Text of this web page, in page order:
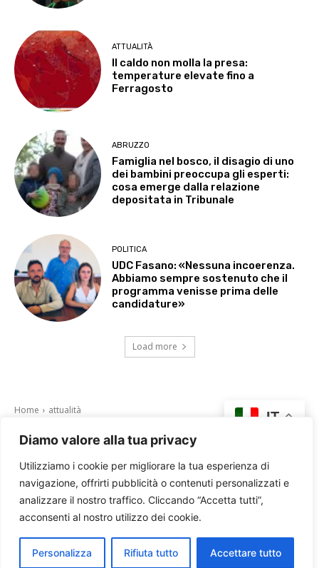
Diamo valore alla tua privacy
Utilizziamo i cookie per migliorare la tua esperienza di
navigazione, offrirti pubblicità o contenuti personalizzati e
analizzare il nostro traffico. Cliccando “Accetta tutti”,
acconsenti al nostro utilizzo dei cookie.
Personalizza Rifiuta tutto Accettare tutto
ATTUALITÀ
Il caldo non molla la presa:
temperature elevate fino a
Ferragosto
ABRUZZO
Famiglia nel bosco, il disagio di uno
dei bambini preoccupa gli esperti:
cosa emerge dalla relazione
depositata in Tribunale
POLITICA
UDC Fasano: «Nessuna incoerenza.
Abbiamo sempre sostenuto che il
programma venisse prima delle
candidature»
Load more